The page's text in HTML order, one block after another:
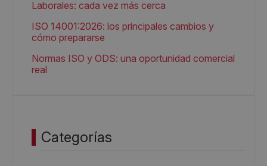
Laborales: cada vez más cerca
ISO 14001:2026: los principales cambios y
cómo prepararse
Normas ISO y ODS: una oportunidad comercial
real
Categorías